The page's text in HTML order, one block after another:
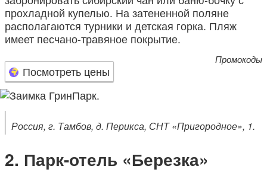
прохладной купелью. На затененной поляне
располагаются турники и детская горка. Пляж
имеет песчано-травяное покрытие.
Посмотреть цены
Промокоды
Россия, г. Тамбов, д. Перикса, СНТ «Пригородное», 1.
Парк-отель «Березка»